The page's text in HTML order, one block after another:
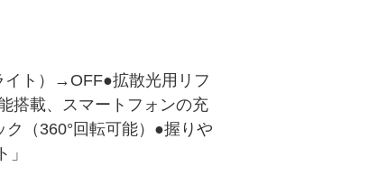
イト）→OFF●拡散光用リフ
搭載、スマートフォンの充
（360°回転可能）●握りや